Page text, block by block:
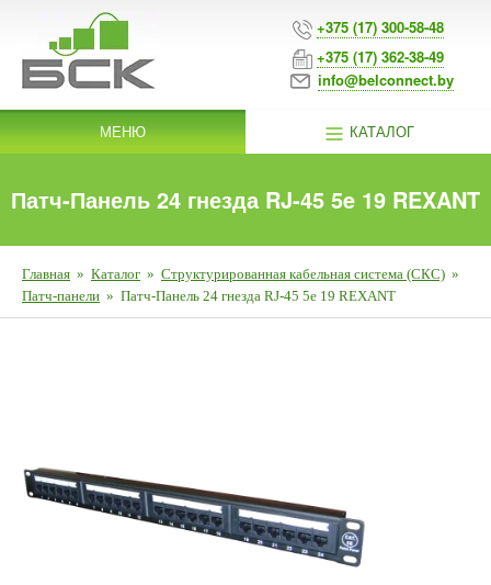
+375 (17) 300-58-48
+375 (17) 362-38-49
info@belconnect.by
МЕНЮ КАТАЛОГ
Патч-Панель 24 гнезда RJ-45 5e 19 REXANT
Главная » Каталог » Структурированная кабельная система (СКС) »
Патч-панели » Патч-Панель 24 гнезда RJ-45 5e 19 REXANT